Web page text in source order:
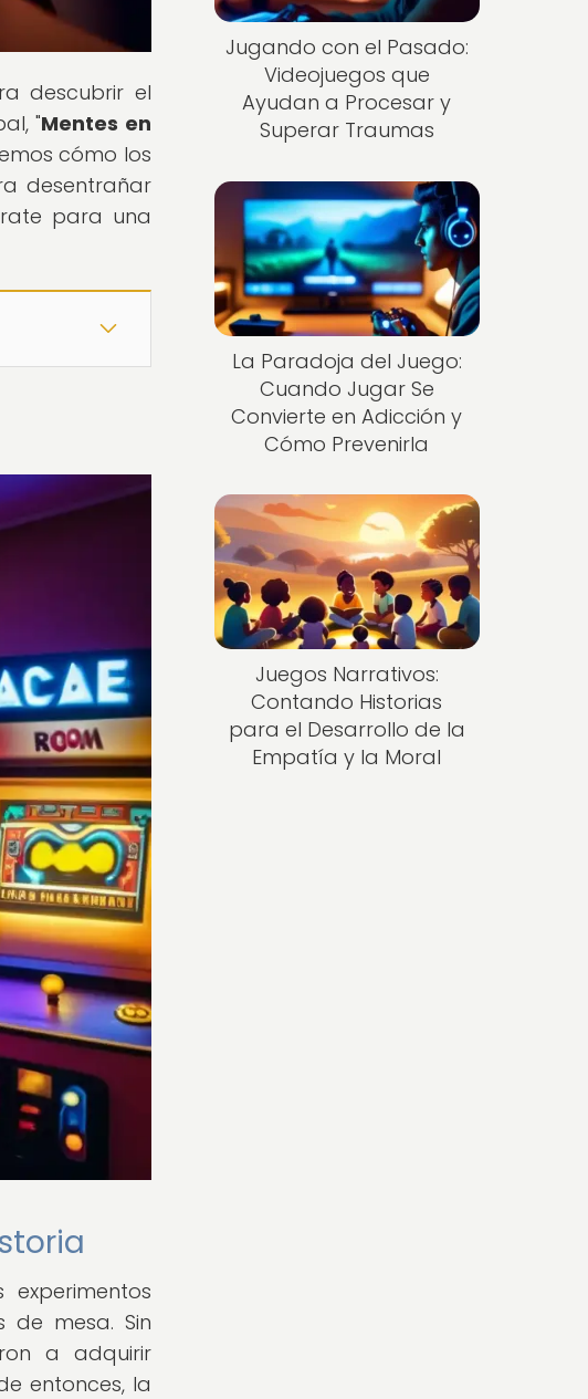
descubrir el
"Mentes en
cómo los
desentrañar
para una
de mesa. Sin
a adquirir
entonces, la
Jugando con el Pasado:
Videojuegos que
Ayudan a Procesar y
Superar Traumas
La Paradoja del Juego:
Cuando Jugar Se
Convierte en Adicción y
Cómo Prevenirla
Juegos Narrativos:
Contando Historias
para el Desarrollo de la
Empatía y la Moral